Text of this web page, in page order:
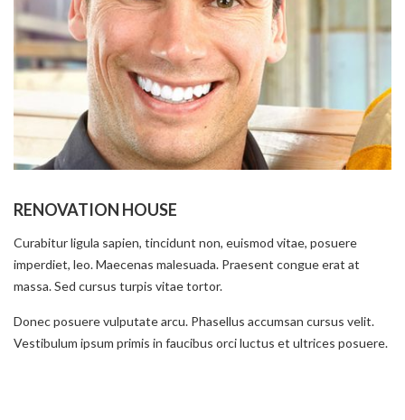
RENOVATION HOUSE
Curabitur ligula sapien, tincidunt non, euismod vitae, posuere
imperdiet, leo. Maecenas malesuada. Praesent congue erat at
massa. Sed cursus turpis vitae tortor.
Donec posuere vulputate arcu. Phasellus accumsan cursus velit.
Vestibulum ipsum primis in faucibus orci luctus et ultrices posuere.